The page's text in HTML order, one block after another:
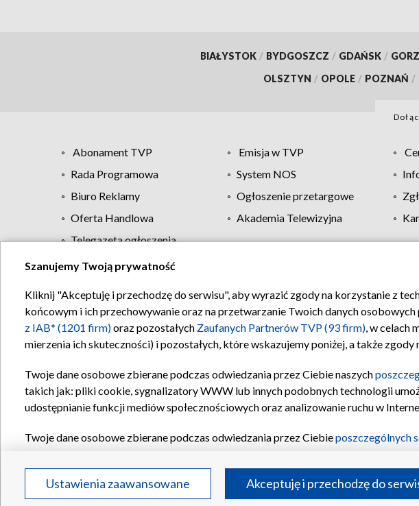
BIAŁYSTOK / BYDGOSZCZ / GDAŃSK /
OLSZTYN / OPOLE / POZNAŃ /
Abonament TVP Emisja w TVP
Rada Programowa
System NOS
Biuro Reklamy
Ogłoszenie przetargowe
Oferta Handlowa
Akademia Telewizyjna
Telegazeta ogłoszenia
Regulamin TVP Polityka prywatności
Szanujemy Twoją prywatność
Kliknij "Akceptuję i przechodzę do serwisu", aby wyrazić zgody na korzystanie z
końcowym i ich przechowywanie oraz na przetwarzanie Twoich danych
z IAB* (1201 firm)oraz pozostałych Zaufanych Partnerów TVP (93 firm), w celach
mierzenia ich skuteczności) i pozostałych, które wskazujemy poniżej, a także
Twoje dane osobowe zbierane podczas odwiedzania przez Ciebie naszych
takich jak: pliki cookie, sygnalizatory WWW lub innych podobnych technologii
udostępnianie funkcji mediów społecznościowych oraz analizowanie ruchu w
Twoje dane osobowe zbierane podczas odwiedzania przez Ciebieposzczególnych
Partnerów TVPdla realizacji następujących celów i funkcji: przechowywania
reklam, tworzenia profilu spersonalizowanych reklam, tworzenia profilu
treści, stosowania badań rynkowych w celu generowania opinii odbiorców,
Ustawienia zaawansowane Akceptuję i przechodzę do